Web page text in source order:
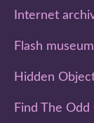
Internet
Flash museum
Hidden
Find The